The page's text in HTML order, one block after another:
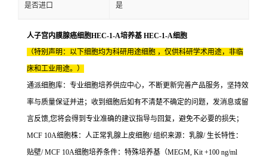
是否进口 是
人子宫内膜腺癌细胞HEC-1-A培养基 HEC-1-A细胞
（特别声明：以下细胞均为科研用途细胞 ，仅供科研学术用途，非临
床和工业用途。）
通派细胞库：专业细胞培养供应中心，不断更新完善产品服务，坚持效
率与质量保证并进；收到细胞后如有不清楚不确定的问题，发消息或留
言反馈,您将会得到专业准确的建议指导与回复，避免不必要的损失；
MCF 10A细胞株：人正常乳腺上皮细胞/ 组织来源：乳腺/ 生长特性：
贴壁/ MCF 10A细胞培养条件：特殊培养基（MEGM, Kit +100 ng/ml